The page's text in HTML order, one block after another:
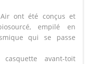
ont été conçus et
empilé en
qui se passe
avant-toit